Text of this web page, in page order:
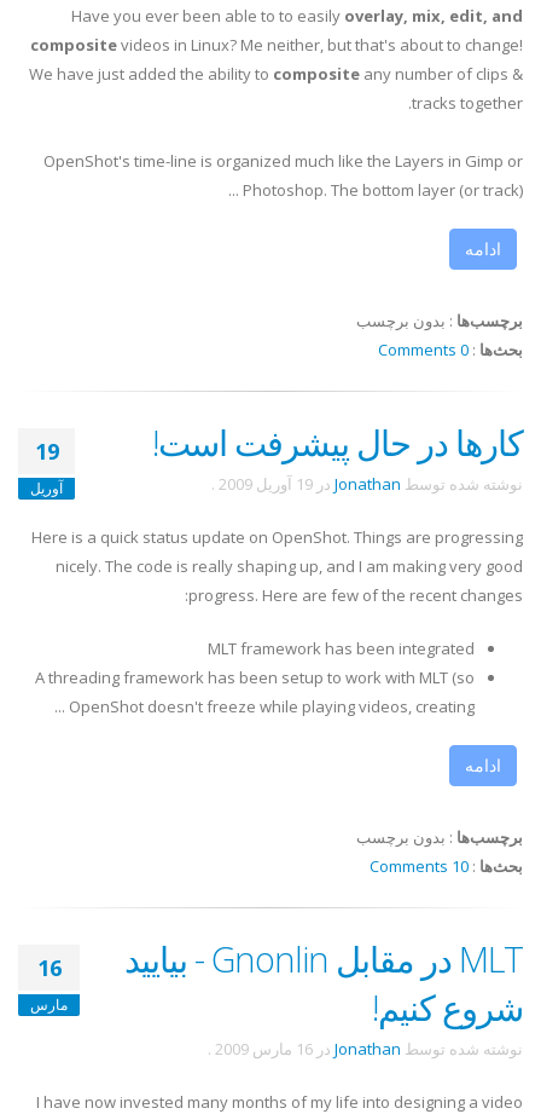
Have you ever been able to to easily overlay, mix, edit, and
compositevideos in Linux? Me neither, but that's about to change!
We have just added the ability to composite any number of clips &
tracks together.
OpenShot's time-line is organized much like the Layers in Gimp or
Photoshop. The bottom layer (or track) ...
ادامه
برچسب‌ها : بدون برچسب
بحث‌ها :
0 Comments
19
آوریل
کارها در حال پیشرفت است!
نوشته شده توسط Jonathan در 19 آوریل 2009 .
Here is a quick status update on OpenShot. Things are progressing
nicely. The code is really shaping up, and I am making very good
progress. Here are few of the recent changes:
MLT framework has been integrated
A threading framework has been setup to work with MLT (so
OpenShot doesn't freeze while playing videos, creating ...
ادامه
برچسب‌ها : بدون برچسب
بحث‌ها :
10 Comments
16
مارس
MLT در مقابل Gnonlin - بیایید
شروع کنیم!
نوشته شده توسط Jonathan در 16 مارس 2009 .
I have now invested many months of my life into designing a video